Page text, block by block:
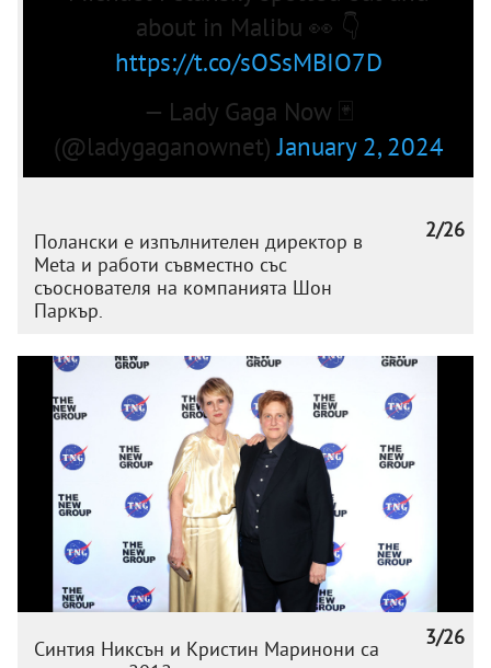
about in Malibu 👀 👇
https://t.co/sOSsMBIO7D
— Lady Gaga Now 🃏
(@ladygaganownet)January 2, 2024
2/26
Полански е изпълнителен директор в
Meta и работи съвместно със
съоснователя на компанията Шон
Паркър.
3/26
Синтия Никсън и Кристин Маринони са